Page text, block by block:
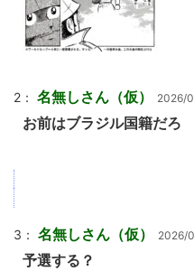
2： 名無しさん（仮） 2026/
お前はブラジル国籍だろ
3： 名無しさん（仮） 2026/
予選する？